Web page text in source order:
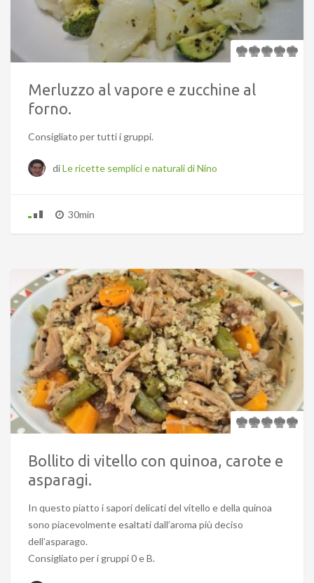
Merluzzo al vapore e zucchine al
forno.
Consigliato per tutti i gruppi.
diLe ricette semplici e naturali di Nino
30min
Bollito di vitello con quinoa, carote e
asparagi.
In questo piatto i sapori delicati del vitello e della quinoa
sono piacevolmente esaltati dall’aroma più deciso
dell’asparago.
Consigliato per i gruppi 0 e B.